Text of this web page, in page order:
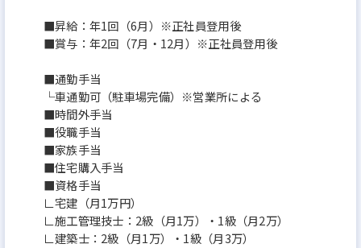
■昇給：年1回（6月）※正社員登用後
■賞与：年2回（7月・12月）※正社員登用後
■通勤手当
└車通勤可（駐車場完備）※営業所による
■時間外手当
■役職手当
■家族手当
■住宅購入手当
■資格手当
∟宅建（月1万円）
∟施工管理技士：2級（月1万）・1級（月2万）
∟建築士：2級（月1万）・1級（月3万）